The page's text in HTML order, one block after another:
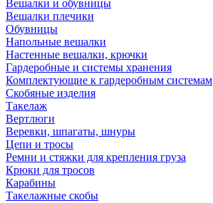
Вешалки и обувницы
Вешалки плечики
Обувницы
Напольные вешалки
Настенные вешалки, крючки
Гардеробные и системы хранения
Комплектующие к гардеробным системам
Скобяные изделия
Такелаж
Вертлюги
Веревки, шпагаты, шнуры
Цепи и тросы
Ремни и стяжки для крепления груза
Крюки для тросов
Карабины
Такелажные скобы